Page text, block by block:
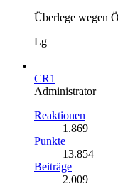
Überlege wegen
Lg
CR1
Administrator
Reaktionen
1.869
Punkte
13.854
Beiträge
2.009